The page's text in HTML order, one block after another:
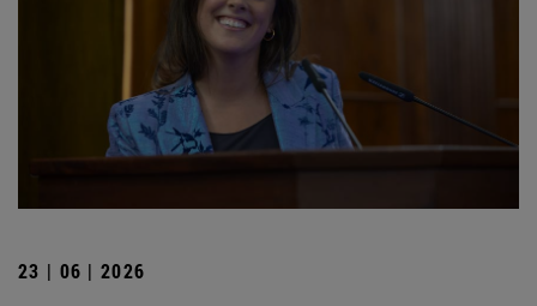
23 | 06 | 2026